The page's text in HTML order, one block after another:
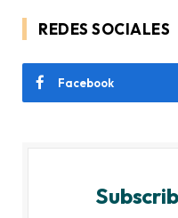
REDES SOCIALES
Facebook